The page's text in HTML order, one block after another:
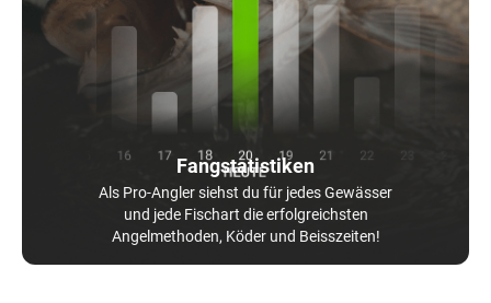
Fangstatistiken
Als Pro-Angler siehst du für jedes Gewässer
und jede Fischart die erfolgreichsten
Angelmethoden, Köder und Beisszeiten!